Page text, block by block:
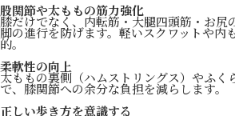
股関節や太ももの筋力強化
膝だけでなく、内転筋・大腿四頭筋・お尻
脚の進行を防げます。軽いスクワットや内
的。
柔軟性の向上
太ももの裏側（ハムストリングス）やふく
で、膝関節への余分な負担を減らします。
正しい歩き方を意識する